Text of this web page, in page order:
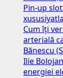
Pin-up
Cum îți
arterială
Bănescu
Ilie
energiei